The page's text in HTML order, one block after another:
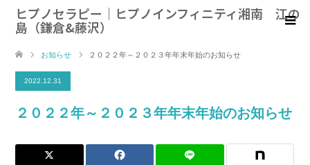
ヒプノセラピー｜ヒプノインフィニティ湘南 江の
島（鎌倉&藤沢）
お知らせ ２０２２年～２０２３年年末年始のお知らせ
2022.12.31
２０２２年～２０２３年年末年始のお知らせ